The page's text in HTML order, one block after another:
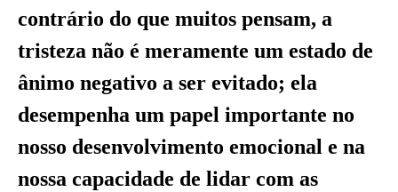
contrário do que muitos pensam, a
tristeza não é meramente um estado de
ânimo negativo a ser evitado; ela
desempenha um papel importante no
nosso desenvolvimento emocional e na
nossa capacidade de lidar com as